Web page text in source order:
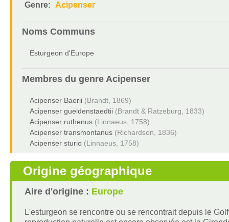
Genre: Acipenser
Noms Communs
Esturgeon d'Europe
Membres du genre Acipenser
Acipenser Baerii (Brandt, 1869)
Acipenser gueldenstaedtii (Brandt & Ratzeburg, 1833)
Acipenser ruthenus (Linnaeus, 1758)
Acipenser transmontanus (Richardson, 1836)
Acipenser sturio (Linnaeus, 1758)
Origine géographique
Aire d'origine : Europe
L'esturgeon se rencontre ou se rencontrait depuis le